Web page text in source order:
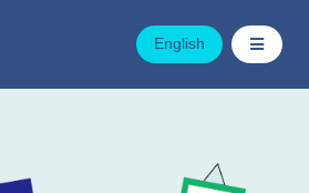
English